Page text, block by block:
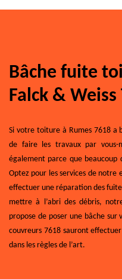
Bâche fuite
Falck & Weiss
Si votre toiture à Rumes 7618 a
de faire les travaux par vous-
également parce que beaucoup
Optez pour les services de notre
effectuer une réparation des
mettre à l’abri des débris,
propose de poser une bâche sur
couvreurs 7618 sauront
dans les règles de l’art.